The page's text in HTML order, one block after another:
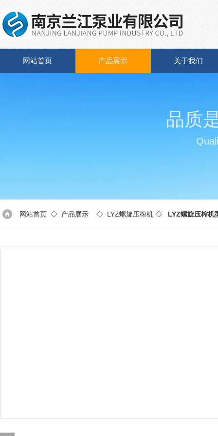
网站首页 产品展示 关于我们
品质
网站首页 ◇ 产品展示 ◇ LYZ螺旋压榨机 ◇ LYZ螺旋压榨机